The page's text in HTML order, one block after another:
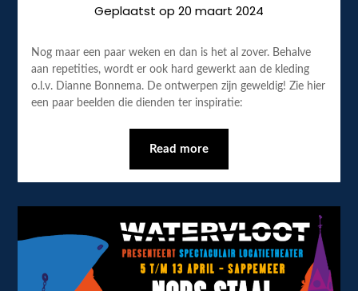
Geplaatst op 20 maart 2024
Nog maar een paar weken en dan is het al zover. Behalve
aan repetities, wordt er ook hard gewerkt aan de kleding
o.l.v. Dianne Bonnema. De ontwerpen zijn geweldig! Zie hier
een paar beelden die dienden ter inspiratie:
Read more